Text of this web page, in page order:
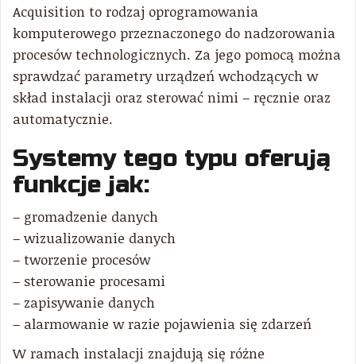
Acquisition to rodzaj oprogramowania
komputerowego przeznaczonego do nadzorowania
procesów technologicznych. Za jego pomocą można
sprawdzać parametry urządzeń wchodzących w
skład instalacji oraz sterować nimi – ręcznie oraz
automatycznie.
Systemy tego typu oferują
funkcje jak:
– gromadzenie danych
– wizualizowanie danych
– tworzenie procesów
– sterowanie procesami
– zapisywanie danych
– alarmowanie w razie pojawienia się zdarzeń
W ramach instalacji znajdują się różne